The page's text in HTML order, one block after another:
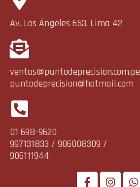
Av. Los Ángeles 653, Lima 42
ventas@puntodeprecision.com.pe
puntodeprecision@hotmail.com
01 698-9620
997131833 / 906008309 /
906111944